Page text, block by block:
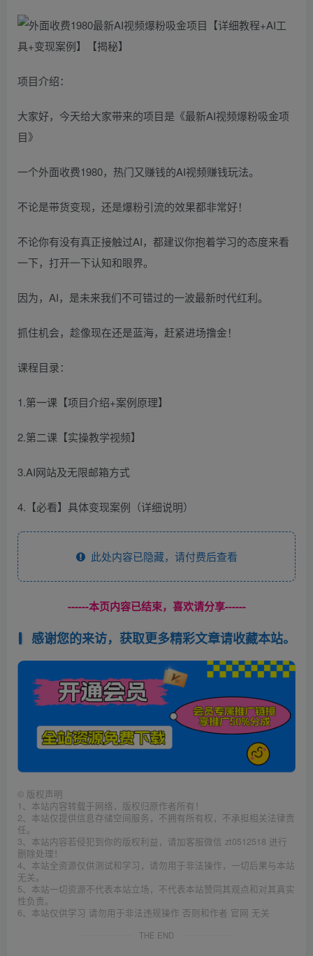
项目介绍：
大家好，今天给大家带来的项目是《最新AI视频爆粉吸金项
目》
一个外面收费1980，热门又赚钱的AI视频赚钱玩法。
不论是带货变现，还是爆粉引流的效果都非常好！
不论你有没有真正接触过AI，都建议你抱着学习的态度来看
一下，打开一下认知和眼界。
因为，AI，是未来我们不可错过的一波最新时代红利。
抓住机会，趁像现在还是蓝海，赶紧进场撸金！
课程目录：
1.第一课【项目介绍+案例原理】
2.第二课【实操教学视频】
3.AI网站及无限邮箱方式
4.【必看】具体变现案例（详细说明）
此处内容已隐藏，请付费后查看
------本页内容已结束，喜欢请分享------
感谢您的来访，获取更多精彩文章请收藏本站。
© 版权声明
1、本站内容转载于网络，版权归原作者所有！
2、本站仅提供信息存储空间服务，不拥有所有权，不承担相关法律责
任。
3、本站内容若侵犯到你的版权利益，请加客服微信 zt0512518 进行
删除处理！
4、本站全资源仅供测试和学习，请勿用于非法操作，一切后果与本站
无关。
5、本站一切资源不代表本站立场，不代表本站赞同其观点和对其真实
性负责。
6、本站仅供学习 请勿用于非法违规操作 否则和作者 官网 无关
THE END